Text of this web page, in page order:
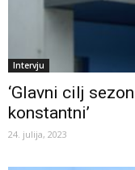
Intervju
‘Glavni cilj
konstantni’
24. julija, 2023